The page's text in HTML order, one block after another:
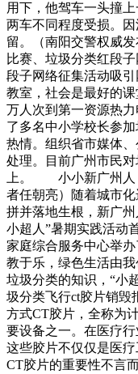
用下，他驾车一头撞
两车不同程度受损。
留。（南阳交警权威
比赛、垃圾分类红段
段子网络征集活动吸
教室，社会是最好的
万人次到第一资源热
了多名中小学校长参
热情。组织省市媒体
处理。目前广州市民
上。 小小新广州
者任朝亮）随着城市
拼并落地生根，新广
小超人”暑期实践活动
家庭综合服务中心举
教于乐，绿色生活由
垃圾分类的知识，“小
圾分类飞行ct胶片销毁
方式CT胶片，全称为
要设备之一。在医疗行
这些胶片不仅仅是医
CT胶片的重要性不言